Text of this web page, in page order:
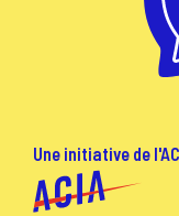
Une initiative de